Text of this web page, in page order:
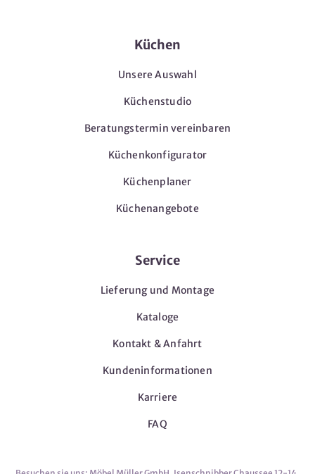
Küchen
Unsere Auswahl
Küchenstudio
Beratungstermin vereinbaren
Küchenkonfigurator
Küchenplaner
Küchenangebote
Service
Lieferung und Montage
Kataloge
Kontakt & Anfahrt
Kundeninformationen
Karriere
FAQ